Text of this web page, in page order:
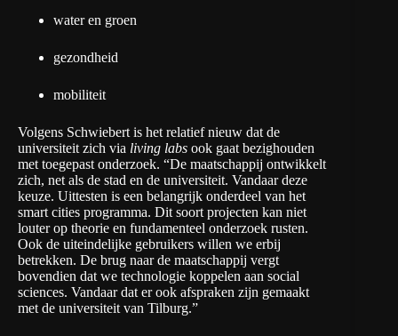
water en groen
gezondheid
mobiliteit
Volgens Schwiebert is het relatief nieuw dat de
universiteit zich via living labs ook gaat bezighouden
met toegepast onderzoek. “De maatschappij ontwikkelt
zich, net als de stad en de universiteit. Vandaar deze
keuze. Uittesten is een belangrijk onderdeel van het
smart cities programma. Dit soort projecten kan niet
louter op theorie en fundamenteel onderzoek rusten.
Ook de uiteindelijke gebruikers willen we erbij
betrekken. De brug naar de maatschappij vergt
bovendien dat we technologie koppelen aan social
sciences. Vandaar dat er ook afspraken zijn gemaakt
met de universiteit van Tilburg.”